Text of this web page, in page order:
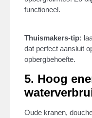
functioneel.
Thuismakers-tip:
dat perfect aansluit
opbergbehoefte.
5. Hoog
Oude kranen,